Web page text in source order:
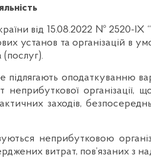
від 15.08.2022 № 2520-
установ та організацій в
(послуг).
оподаткуванню
організації,
заходів,
неприбутковою
витрат, пов’язаних з